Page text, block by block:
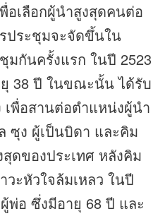
อเลือกผู้นำสูงสุดคนต่อ
ประชุมจะจัดขึ้นใน
มกันครั้งแรก ในปี 2523
38 ปี ในขณะนั้น ได้รับ
เพื่อสานต่อตำแหน่งผู้นำ
ซุง ผู้เป็นบิดา และคิม
ดของประเทศ หลังคิม
วะหัวใจล้มเหลว ในปี
อ ซึ่งมีอายุ 68 ปี และ